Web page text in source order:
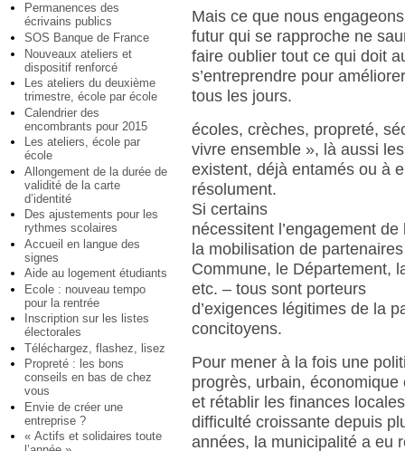
Permanences des
écrivains publics
SOS Banque de France
Nouveaux ateliers et
dispositif renforcé
Les ateliers du deuxième
trimestre, école par école
Calendrier des
encombrants pour 2015
Les ateliers, école par
école
Allongement de la durée de
validité de la carte
d’identité
Des ajustements pour les
rythmes scolaires
Accueil en langue des
signes
Aide au logement étudiants
Ecole : nouveau tempo
pour la rentrée
Inscription sur les listes
électorales
Téléchargez, flashez, lisez
Propreté : les bons
conseils en bas de chez
vous
Envie de créer une
entreprise ?
« Actifs et solidaires toute
Mais ce que nous
futur qui se rapproche ne
faire oublier tout ce qui doit
s’entreprendre pour
tous les jours.
écoles, crèches, propreté,
vivre ensemble », là aussi
existent, déjà entamés ou à
résolument.
Si certains
nécessitent l’engagement de
la mobilisation de
Commune, le Département,
etc. – tous sont porteurs
d’exigences légitimes de la
concitoyens.
Pour mener à la fois une
progrès, urbain, économique
et rétablir les finances
difficulté croissante depuis
années, la municipalité a eu